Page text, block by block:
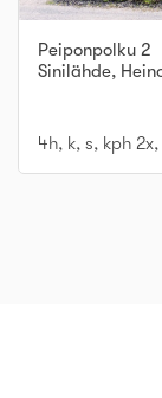
Peiponpolku 2
Sinilähde,
4h, k, s, kph